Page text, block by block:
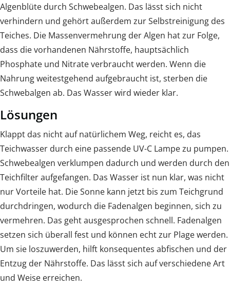
Algenblüte durch Schwebealgen. Das lässt sich nicht
verhindern und gehört außerdem zur Selbstreinigung des
Teiches. Die Massenvermehrung der Algen hat zur Folge,
dass die vorhandenen Nährstoffe, hauptsächlich
Phosphate und Nitrate verbraucht werden. Wenn die
Nahrung weitestgehend aufgebraucht ist, sterben die
Schwebalgen ab. Das Wasser wird wieder klar.
Lösungen
Klappt das nicht auf natürlichem Weg, reicht es, das
Teichwasser durch eine passende UV-C Lampe zu pumpen.
Schwebealgen verklumpen dadurch und werden durch den
Teichfilter aufgefangen. Das Wasser ist nun klar, was nicht
nur Vorteile hat. Die Sonne kann jetzt bis zum Teichgrund
durchdringen, wodurch die Fadenalgen beginnen, sich zu
vermehren. Das geht ausgesprochen schnell. Fadenalgen
setzen sich überall fest und können echt zur Plage werden.
Um sie loszuwerden, hilft konsequentes abfischen und der
Entzug der Nährstoffe. Das lässt sich auf verschiedene Art
und Weise erreichen.